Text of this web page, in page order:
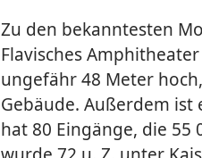
Zu den bekanntesten
Flavisches
ungefähr 48 Meter
Gebäude. Außerdem
hat 80 Eingänge, die 55